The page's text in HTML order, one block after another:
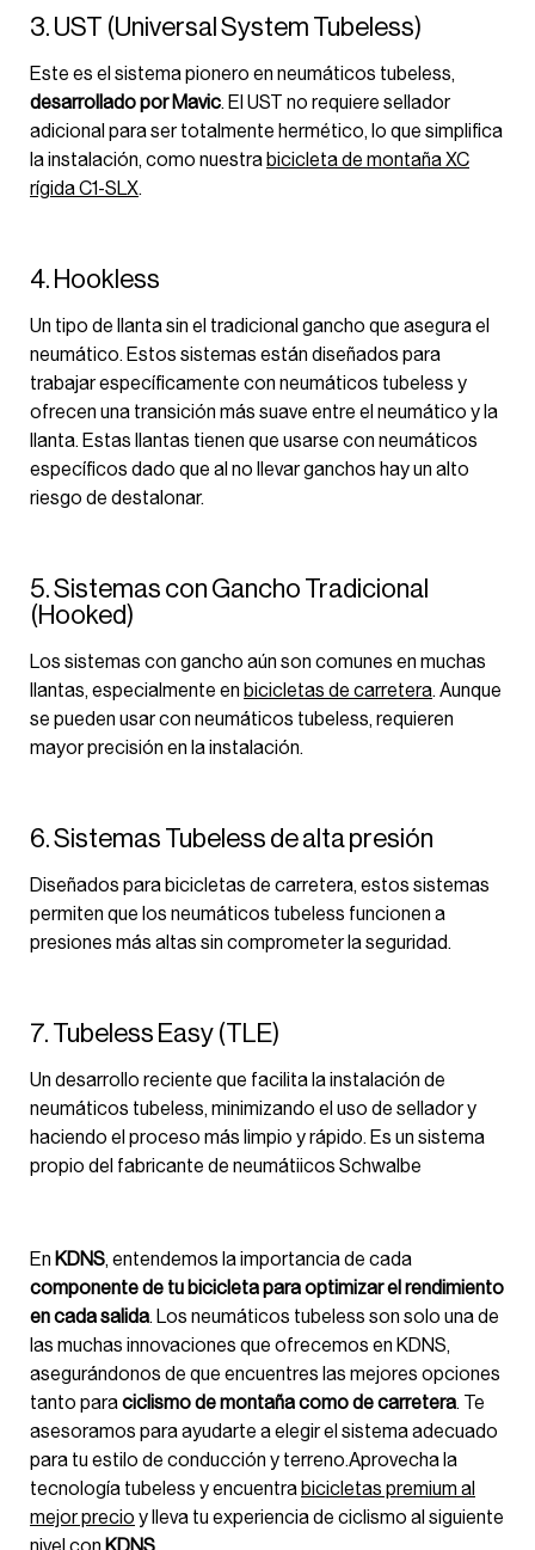
3. UST (Universal System Tubeless)
Este es el sistema pionero en neumáticos tubeless,
desarrollado por Mavic. El UST no requiere sellador
adicional para ser totalmente hermético, lo que simplifica
la instalación, como nuestrabicicleta de montaña XC
rígida C1-SLX.
4. Hookless
Un tipo de llanta sin el tradicional gancho que asegura el
neumático. Estos sistemas están diseñados para
trabajar específicamente con neumáticos tubeless y
ofrecen una transición más suave entre el neumático y la
llanta. Estas llantas tienen que usarse con neumáticos
específicos dado que al no llevar ganchos hay un alto
riesgo de destalonar.
5. Sistemas con Gancho Tradicional
(Hooked)
Los sistemas con gancho aún son comunes en muchas
llantas, especialmente en bicicletas de carretera. Aunque
se pueden usar con neumáticos tubeless, requieren
mayor precisión en la instalación.
6. Sistemas Tubeless de alta presión
Diseñados para bicicletas de carretera, estos sistemas
permiten que los neumáticos tubeless funcionen a
presiones más altas sin comprometer la seguridad.
7. Tubeless Easy (TLE)
Un desarrollo reciente que facilita la instalación de
neumáticos tubeless, minimizando el uso de sellador y
haciendo el proceso más limpio y rápido. Es un sistema
propio del fabricante de neumátiicos Schwalbe
En KDNS, entendemos la importancia de cada
componente de tu bicicleta para optimizar el rendimiento
en cada salida. Los neumáticos tubeless son solo una de
las muchas innovaciones que ofrecemos en KDNS,
asegurándonos de que encuentres las mejores opciones
tanto paraciclismo de montaña como de carretera. Te
asesoramos para ayudarte a elegir el sistema adecuado
para tu estilo de conducción y terreno.Aprovecha la
tecnología tubeless y encuentrabicicletas premium al
mejor precio y lleva tu experiencia de ciclismo al siguiente